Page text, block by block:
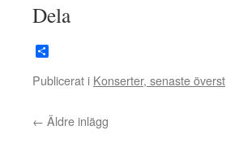
Dela
Publicerat i Konserter, senaste överst
← Äldre inlägg